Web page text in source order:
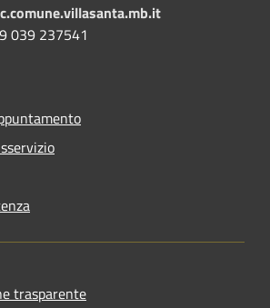
039 237541
trasparente